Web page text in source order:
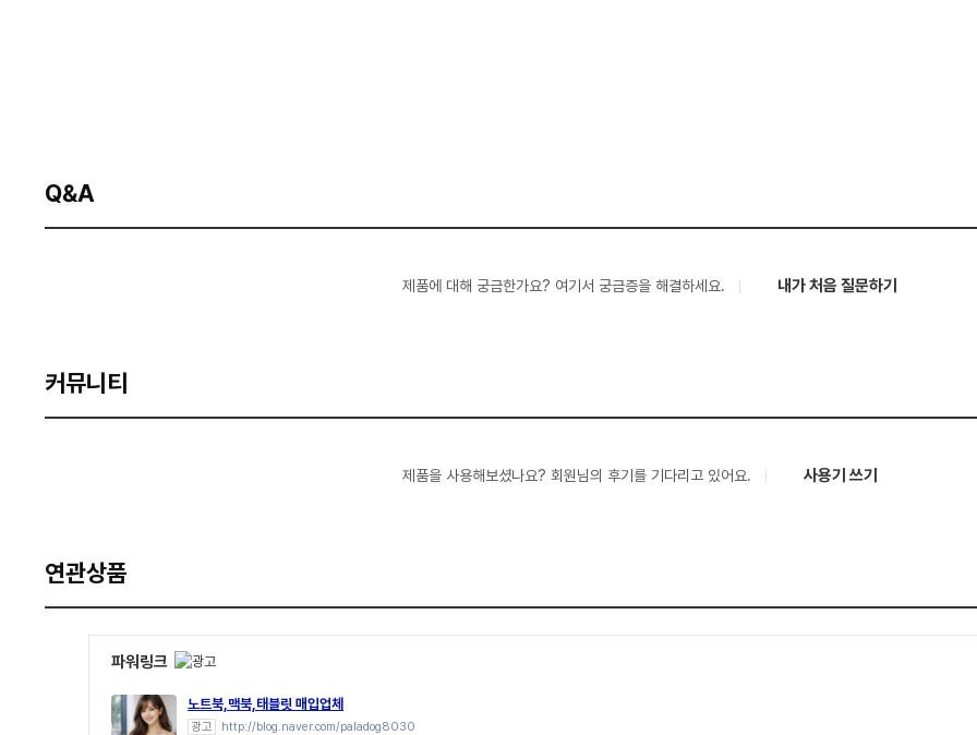
Q&A
제품에 대해 궁금한가요? 여기서 궁금증을 해결하세요. 내가 처음 질문하기
커뮤니티
제품을 사용해보셨나요? 회원님의 후기를 기다리고 있어요. 사용기 쓰기
연관상품
파워링크
노트북,맥북,태블릿 매입업체
광고 http://blog.naver.com/paladog8030